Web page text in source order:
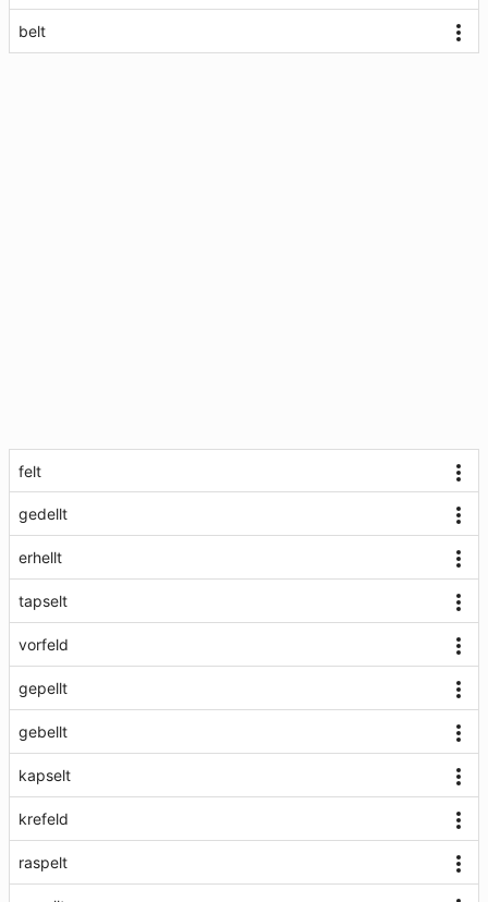
belt
felt
gedellt
erhellt
tapselt
vorfeld
gepellt
gebellt
kapselt
krefeld
raspelt